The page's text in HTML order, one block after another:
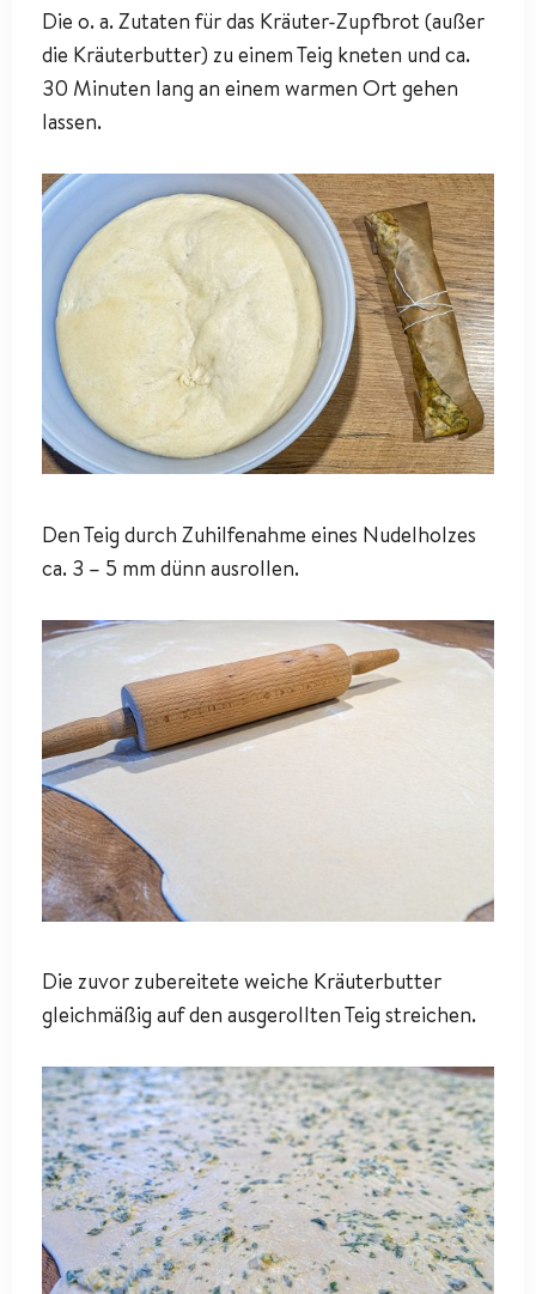
Die o. a. Zutaten für das Kräuter-Zupfbrot (außer
die Kräuterbutter) zu einem Teig kneten und ca.
30 Minuten lang an einem warmen Ort gehen
lassen.
Den Teig durch Zuhilfenahme eines Nudelholzes
ca. 3 – 5 mm dünn ausrollen.
Die zuvor zubereitete weiche Kräuterbutter
gleichmäßig auf den ausgerollten Teig streichen.